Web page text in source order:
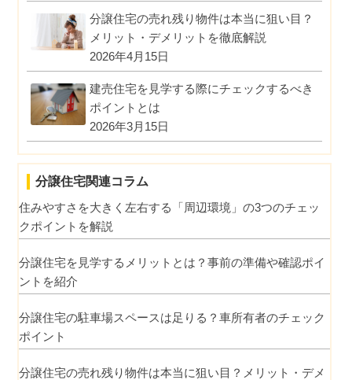
分譲住宅の売れ残り物件は本当に狙い目？
メリット・デメリットを徹底解説
2026年4月15日
建売住宅を見学する際にチェックするべき
ポイントとは
2026年3月15日
分譲住宅関連コラム
住みやすさを大きく左右する「周辺環境」の3つのチェッ
クポイントを解説
分譲住宅を見学するメリットとは？事前の準備や確認ポイ
ントを紹介
分譲住宅の駐車場スペースは足りる？車所有者のチェック
ポイント
分譲住宅の売れ残り物件は本当に狙い目？メリット・デメ